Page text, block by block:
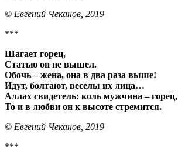
© Евгений Чеканов, 2019
***
Шагает горец,
Статью он не вышел.
Обочь – жена, она в два раза выше!
Идут, болтают, веселы их лица…
Аллах свидетель: коль мужчина – горец,
То и в любви он к высоте стремится.
© Евгений Чеканов, 2019
***